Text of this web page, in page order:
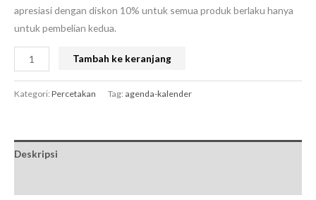
apresiasi dengan diskon 10% untuk semua produk berlaku hanya
untuk pembelian kedua.
Tambah ke keranjang
Kategori:Percetakan Tag: agenda-kalender
Deskripsi